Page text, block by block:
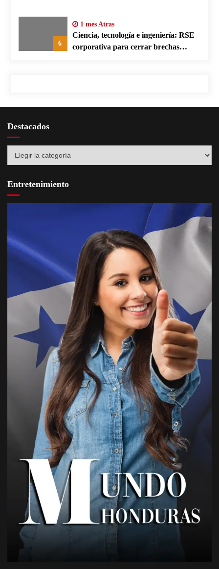
6
1 mes Atras
Ciencia, tecnología e ingeniería: RSE
corporativa para cerrar brechas
Destacados
Entretenimiento